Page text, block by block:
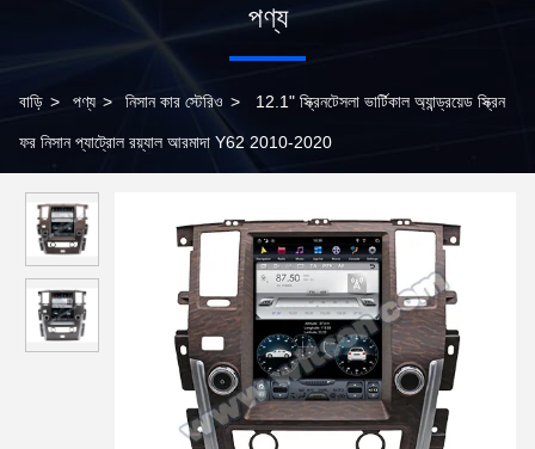
পণ্য
বাড়ি > পণ্য > নিসান কার স্টেরিও > 12.1" স্ক্রিনটেসলা ভার্টিকাল অ্যান্ড্রয়েড স্ক্রিন
ফর নিসান প্যাট্রোল রয়্যাল আরমাদা Y62 2010-2020